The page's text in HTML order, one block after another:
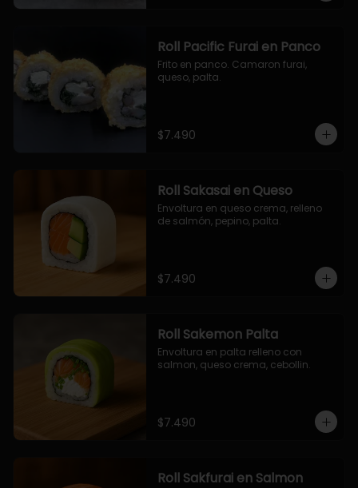
Roll Pacific Furai en Panco
Frito en panco. Camaron furai,
queso, palta.
$7.490
Roll Sakasai en Queso
Envoltura en queso crema, relleno
de salmón, pepino, palta.
$7.490
Roll Sakemon Palta
Envoltura en palta relleno con
salmon, queso crema, cebollin.
$7.490
Roll Sakfurai en Salmon